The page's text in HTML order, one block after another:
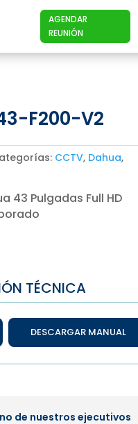
AGENDAR
REUNIÓN
F200-V2
CCTV, Dahua,
43 Pulgadas Full HD
TÉCNICA
DESCARGAR MANUAL
de nuestros ejecutivos